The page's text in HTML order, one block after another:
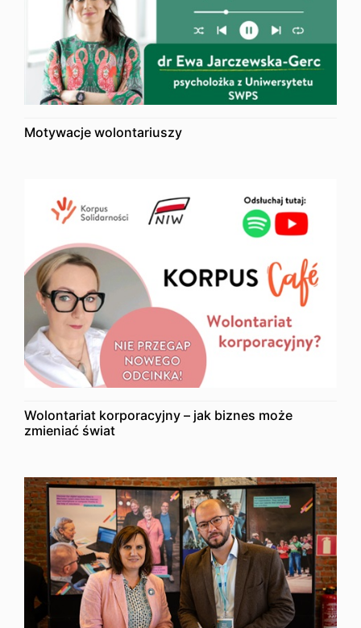
Motywacje wolontariuszy
Wolontariat korporacyjny – jak biznes może
zmieniać świat